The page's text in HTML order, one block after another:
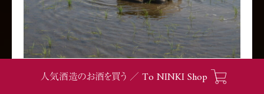
人気酒造のお酒を買う ／ To NINKI Shop